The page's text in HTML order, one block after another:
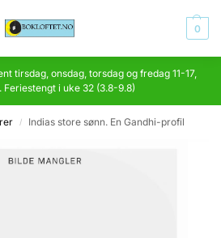
0
tirsdag, onsdag, torsdag og fredag 11-17,
Feriestengt i uke 32 (3.8-9.8)
/ Indias store sønn. En Gandhi-profil